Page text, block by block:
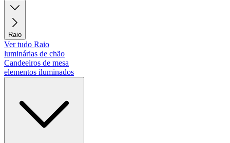
Raio
Ver tudo Raio
luminárias de chão
Candeeiros de mesa
elementos iluminados